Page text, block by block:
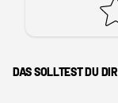
DAS SOLLTEST DU